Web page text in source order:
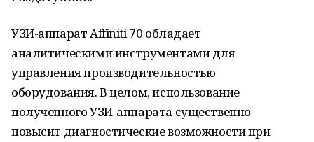
УЗИ-аппарат Affiniti 70 обладает
аналитическими инструментами для
управления производительностью
оборудования. В целом, использование
полученного УЗИ-аппарата существенно
повысит диагностические возможности при